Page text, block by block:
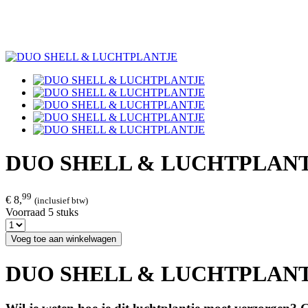
DUO SHELL &
€ 8,99 (inclusief btw)
Voorraad 5 stuks
Voeg toe aan winkelwagen
DUO SHELL &